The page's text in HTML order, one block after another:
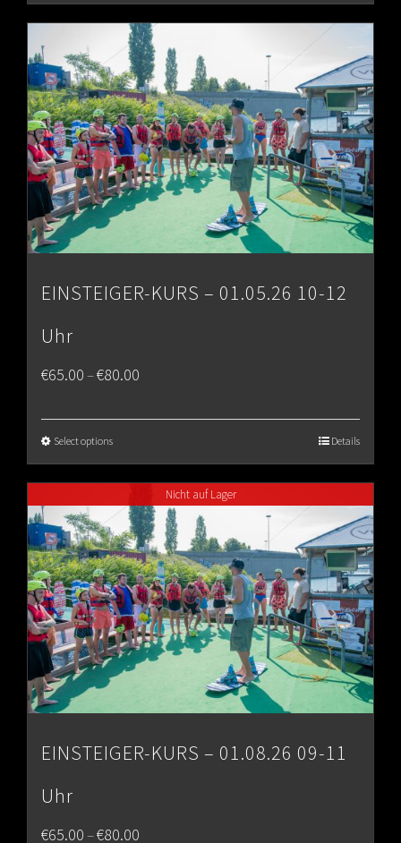
EINSTEIGER-KURS – 01.05.26 10-12
Uhr
€65.00–€80.00
€80.00
Select options Details
Nicht auf Lager
EINSTEIGER-KURS – 01.08.26 09-11
Uhr
€65.00–€80.00